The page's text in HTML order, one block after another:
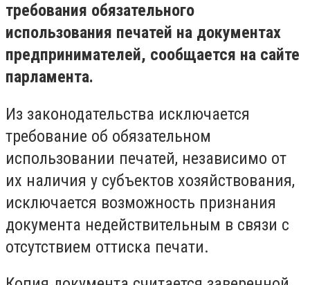
требования обязательного
использования печатей на документах
предпринимателей, сообщается на сайте
парламента.
Из законодательства исключается
требование об обязательном
использовании печатей, независимо от
их наличия у субъектов хозяйствования,
исключается возможность признания
документа недействительным в связи с
отсутствием оттиска печати.